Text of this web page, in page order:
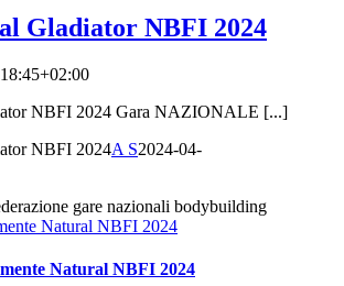
Gladiator NBFI 2024
NBFI 2024 Gara NAZIONALE [...]
NBFI 2024A S2024-04-
Natural NBFI 2024
Natural NBFI 2024